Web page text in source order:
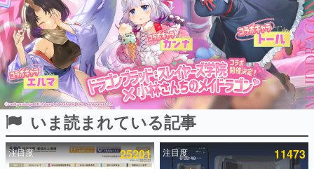
電ファミのいま読まれている記事ランキング
アプリセール情報
インタビュー
連載・特集一覧
殿堂入り記事
SNS拡散数が数千以上！ ページビュー数万以上！ などな
ど。多くの人々に読まれた、電ファミ渾身の“殿堂入り”記
事をまとめました。
いま読まれている記事
注目度 25201 注目度 11473